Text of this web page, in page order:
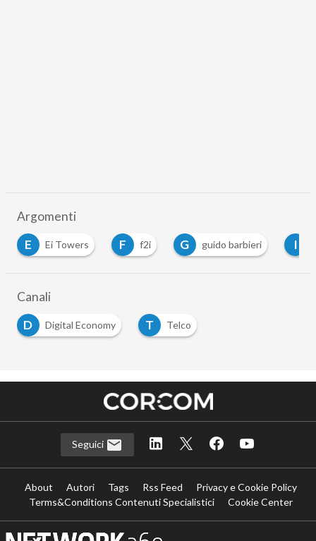
Argomenti
E
Ei Towers F f2i G guido barbieri I
Canali
D
Digital Economy T Telco
Seguici
About Autori Tags Rss Feed
Privacy e Cookie Policy
Terms&Conditions Contenuti Specialistici
Cookie Center